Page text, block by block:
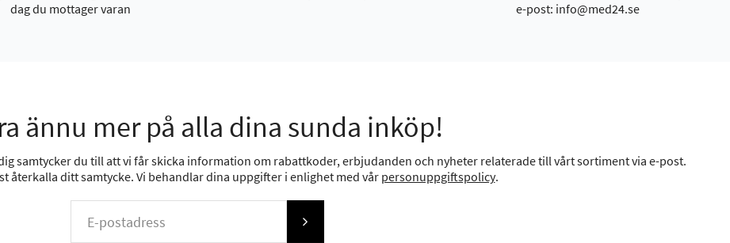
dag du mottager varan
e-post: info@med24.se
ännu mer på alla dina sunda inköp!
samtycker du till att vi får skicka information om rabattkoder, erbjudanden och nyheter relaterade till vårt sortiment via e-post.
återkalla ditt samtycke. Vi behandlar dina uppgifter i enlighet med vår personuppgiftspolicy.